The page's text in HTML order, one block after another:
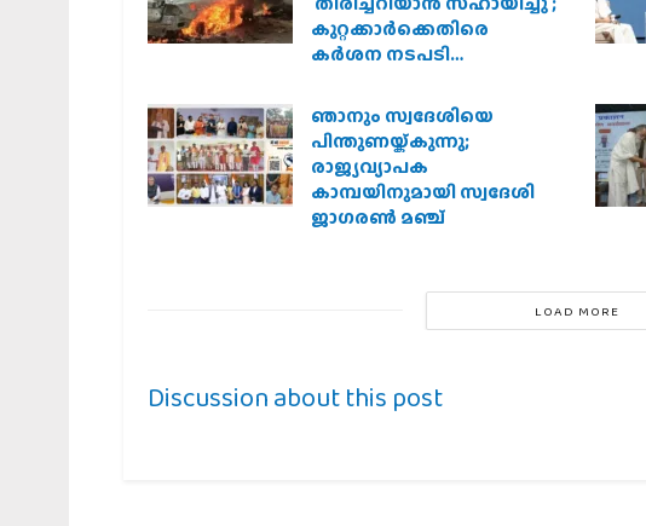
കുറ്റക്കാർക്കെതിരെ
കർശന നടപടി
പരിഷത്ത്
ഞാനും സ്വദേശിയെ
പിന്തുണയ്ക്കുന്നു;
രാജ്യവ്യാപക
കാമ്പയിനുമായി സ്വദേശി
ജാഗരണ്‍ മഞ്ച്
LOAD MORE
Discussion about this post